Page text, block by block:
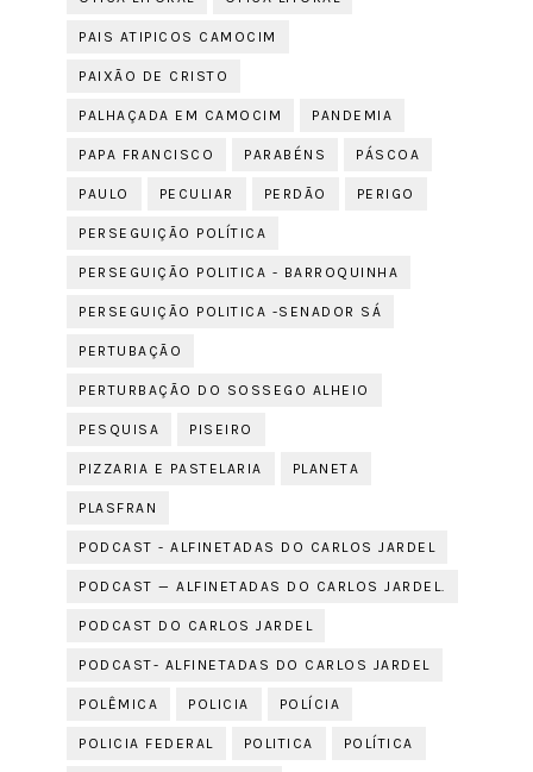
PAIS ATIPICOS CAMOCIM
PAIXÃO DE CRISTO
PALHAÇADA EM CAMOCIM PANDEMIA
PAPA FRANCISCO PARABÉNS PÁSCOA
PAULO PECULIAR PERDÃO PERIGO
PERSEGUIÇÃO POLÍTICA
PERSEGUIÇÃO POLITICA - BARROQUINHA
PERSEGUIÇÃO POLITICA -SENADOR SÁ
PERTUBAÇÃO
PERTURBAÇÃO DO SOSSEGO ALHEIO
PESQUISA PISEIRO
PIZZARIA E PASTELARIA PLANETA
PLASFRAN
PODCAST - ALFINETADAS DO CARLOS JARDEL
PODCAST — ALFINETADAS DO CARLOS JARDEL.
PODCAST DO CARLOS JARDEL
PODCAST- ALFINETADAS DO CARLOS JARDEL
POLÊMICA POLICIA POLÍCIA
POLICIA FEDERAL POLITICA POLÍTICA